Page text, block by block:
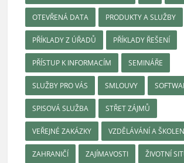
OTEVŘENÁ DATA PRODUKTY A SLUŽBY
PŘÍKLADY Z ÚŘADŮ PŘÍKLADY ŘEŠENÍ
PŘÍSTUP K INFORMACÍM SEMINÁŘE
SLUŽBY PRO VÁS SMLOUVY
SPISOVÁ SLUŽBA STŘET ZÁJMŮ
VEŘEJNÉ ZAKÁZKY VZDĚLÁVÁNÍ A
ZAHRANIČÍ ZAJÍMAVOSTI ŽIVOTNÍ